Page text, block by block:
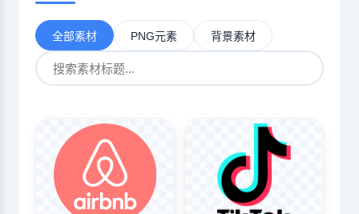
全部素材 PNG元素 背景素材